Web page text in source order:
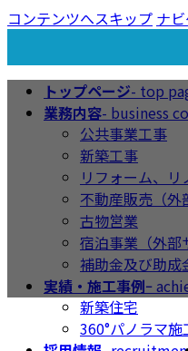
コンテンツへスキップ ナ
トップページ- top
業務内容- business
公共事業工事
新築工事
リフォーム、
不動産販売（外
古物営業
宿泊事業（外部
補助金及び助成
実績・施工事例ｰ
新築住宅
360°パノラマ施